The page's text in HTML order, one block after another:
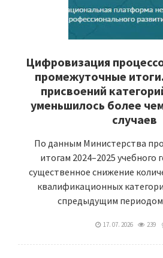
Цифровизация
промежуточные
присвоений
уменьшилось более
случаев
По данным Министерства
итогам 2024–2025 учебного
существенное снижение
квалификационных
спредыдущим периодом.
17. 07. 2026 239